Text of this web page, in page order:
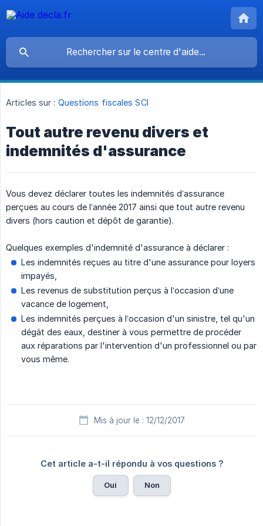
Articles sur : Questions fiscales SCI
Tout autre revenu divers et
indemnités d'assurance
Vous devez déclarer toutes les indemnités d’assurance
perçues au cours de l’année 2017 ainsi que tout autre revenu
divers (hors caution et dépôt de garantie).
Quelques exemples d'indemnité d'assurance à déclarer :
Les indemnités reçues au titre d'une assurance pour loyers
impayés,
Les revenus de substitution perçus à l’occasion d’une
vacance de logement,
Les indemnités perçues à l’occasion d'un sinistre, tel qu'un
dégât des eaux, destiner à vous permettre de procéder
aux réparations par l'intervention d'un professionnel ou par
vous même.
Mis à jour le : 12/12/2017
Cet article a-t-il répondu à vos questions ?
Oui Non